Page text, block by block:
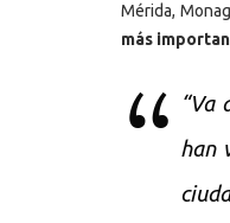
Mérida,
más
“Va
han